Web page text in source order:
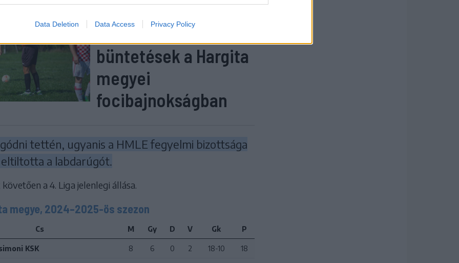
Data Deletion Data Access Privacy Policy
Eddig alig volt, most
potyognak a
büntetések a Hargita
megyei
focibajnokságban
tettén, ugyanis a HMLE fegyelmi bizottsága
a labdarúgót.
a 4. Liga jelenlegi állása.
megye, 2024–2025-ös szezon
Cs M Gy D V Gk P
KSK 8 6 0 2 18-10 18